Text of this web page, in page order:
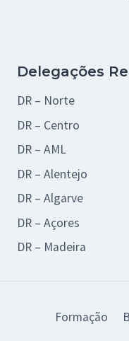
Delegações
DR – Norte
DR – Centro
DR – AML
DR – Alentejo
DR – Algarve
DR – Açores
DR – Madeira
Formação